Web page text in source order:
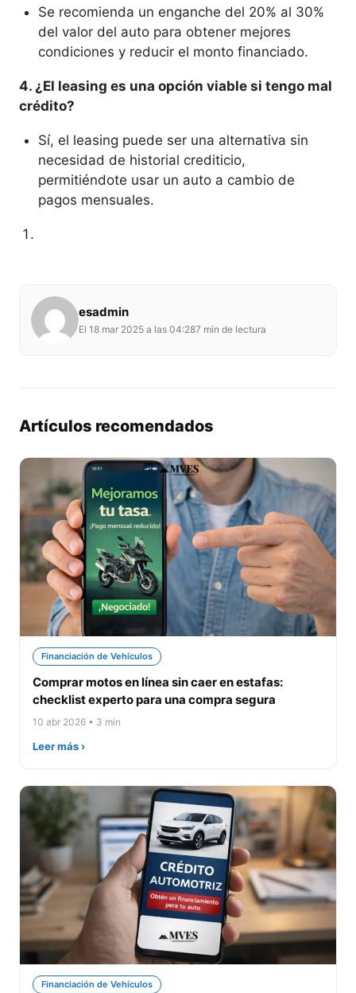
Se recomienda un enganche del 20% al 30%
del valor del auto para obtener mejores
condiciones y reducir el monto financiado.
4. ¿El leasing es una opción viable si tengo mal
crédito?
Sí, el leasing puede ser una alternativa sin
necesidad de historial crediticio,
permitiéndote usar un auto a cambio de
pagos mensuales.
esadmin
El 18 mar 2025 a las 04:287 min de lectura
Artículos recomendados
Financiación de Vehículos
Comprar motos en línea sin caer en estafas:
checklist experto para una compra segura
10 abr 2026 • 3 min
Leer más ›
Financiación de Vehículos